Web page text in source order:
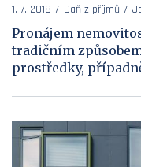
1. 7. 2018 Daň z příjmů
Pronájem
tradičním
prostředky,